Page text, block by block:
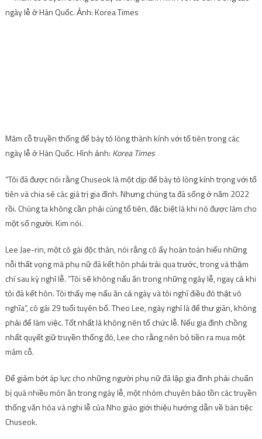
Mâm cỗ truyền thống để bày tỏ lòng thành kính với tổ tiên trong các
ngày lễ ở Hàn Quốc. Hình ảnh: Korea Times
“Tôi đã được nói rằng Chuseok là một dịp để bày tỏ lòng kính trọng với tổ
tiên và chia sẻ các giá trị gia đình. Nhưng chúng ta đã sống ở năm 2022
rồi. Chúng ta không cần phải cúng tổ tiên, đặc biệt là khi nó được làm cho
một số người. Kim nói.
Lee Jae-rin, một cô gái độc thân, nói rằng cô ấy hoàn toàn hiểu những
nỗi thất vọng mà phụ nữ đã kết hôn phải trải qua trước, trong và thậm
chí sau kỳ nghỉ lễ. “Tôi sẽ không nấu ăn trong những ngày lễ, ngay cả khi
tôi đã kết hôn. Tôi thấy mẹ nấu ăn cả ngày và tôi nghĩ điều đó thật vô
nghĩa”, cô gái 29 tuổi tuyên bố. Theo Lee, ngày nghỉ là để thư giãn, không
phải để làm việc. Tốt nhất là không nên tổ chức lễ. Nếu gia đình chồng
nhất quyết giữ truyền thống đó, Lee cho rằng nên bỏ tiền ra mua một
mâm cỗ.
Để giảm bớt áp lực cho những người phụ nữ đã lập gia đình phải chuẩn
bị quá nhiều món ăn trong ngày lễ, một nhóm chuyên bảo tồn các truyền
thống văn hóa và nghi lễ của Nho giáo giới thiệu hướng dẫn về bàn tiệc
Chuseok.